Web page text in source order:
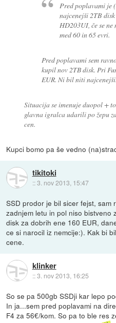
Pred poplavami je
najcenejši 2TB
HD203UI, če se
med 60 in 65 evri.
Pred poplavami sem
kupil nov 2TB disk. Pri
EUR. Ni bil niti najcenejši.
Situacija se imenuje duopol +
glavna igralca udarili po žepu
cen.
Kupci bomo pa še vedno
tikitoki
::3. nov 2013, 15:47
SSD prodor je bil sicer fejst, sam
zadnjem letu in pol niso bistveno
disk za dobrih ene 160 EUR,
ce si narocil iz nemcije:). Kak bi
cene.
klinker
::3. nov 2013, 16:25
So se pa 500gb SSDji kar lepo
In ja...sem pred poplavami na
F4 za 56€/kom. So pa to ble res